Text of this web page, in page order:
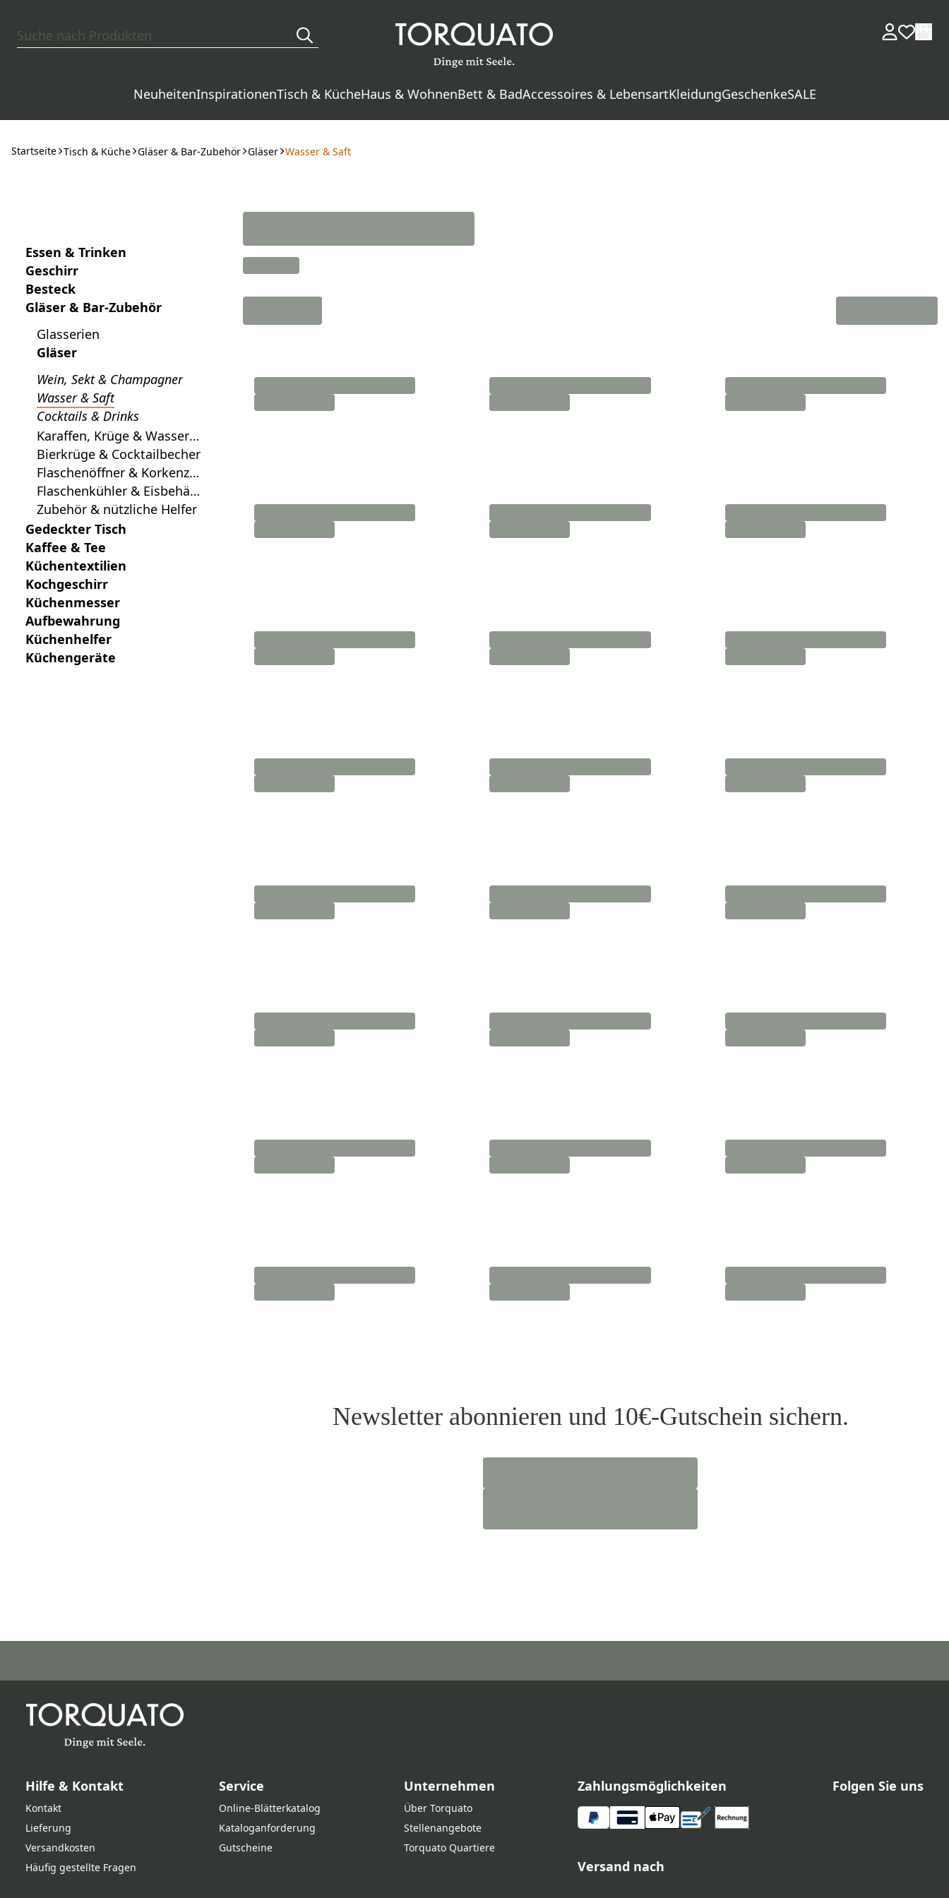
NeuheitenInspirationenTisch & KücheHaus & WohnenBett & BadAccessoires & LebensartKleidungGeschenkeSALE
Startseite Tisch & Küche Gläser & Bar-Zubehör Gläser Wasser & Saft
Essen & Trinken
Geschirr
Besteck
Gläser & Bar-Zubehör
Glasserien
Gläser
Wein, Sekt & Champagner
Wasser & Saft
Cocktails & Drinks
Karaffen, Krüge & Wasserfl
aschen
Bierkrüge & Cocktailbecher
Flaschenöffner & Korkenzie
her
Flaschenkühler & Eisbehält
er
Zubehör & nützliche Helfer
Gedeckter Tisch
Kaffee & Tee
Küchentextilien
Kochgeschirr
Küchenmesser
Aufbewahrung
Küchenhelfer
Küchengeräte
Newsletter abonnieren und 10€-Gutschein sichern.
Hilfe & Kontakt
Kontakt
Lieferung
Versandkosten
Häufig gestellte Fragen
Service
Online‑Blätterkatalog
Kataloganforderung
Gutscheine
Unternehmen
Über Torquato
Stellenangebote
Torquato Quartiere
Zahlungsmöglichkeiten
Versand nach
Folgen Sie uns